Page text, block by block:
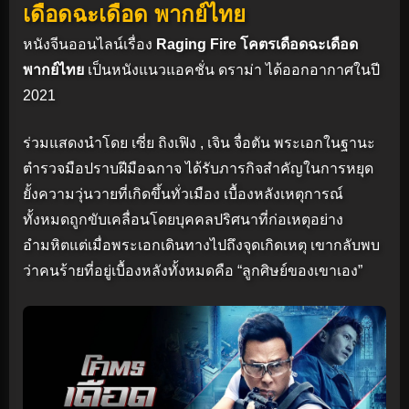
เดือดฉะเดือด พากย์ไทย
หนังจีนออนไลน์เรื่อง Raging Fire โคตรเดือดฉะเดือด
พากย์ไทย เป็นหนังแนวแอคชั่น ดราม่า ได้ออกอากาศในปี
2021
ร่วมแสดงนำโดย เซี่ย ถิงเฟิง , เจิน จื่อตัน พระเอกในฐานะ
ตำรวจมือปราบฝีมือฉกาจ ได้รับภารกิจสำคัญในการหยุด
ยั้งความวุ่นวายที่เกิดขึ้นทั่วเมือง เบื้องหลังเหตุการณ์
ทั้งหมดถูกขับเคลื่อนโดยบุคคลปริศนาที่ก่อเหตุอย่าง
อำมหิตแต่เมื่อพระเอกเดินทางไปถึงจุดเกิดเหตุ เขากลับพบ
ว่าคนร้ายที่อยู่เบื้องหลังทั้งหมดคือ “ลูกศิษย์ของเขาเอง”